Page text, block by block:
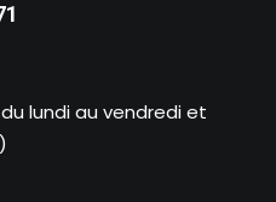
lundi au vendredi et